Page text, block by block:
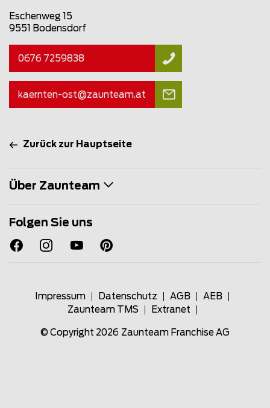
Eschenweg 15
9551 Bodensdorf
0676 7259838
kaernten-ost@zaunteam.at
Zurück zur Hauptseite
Über Zaunteam
Folgen Sie uns
Impressum Datenschutz AGB
AEB
Zaunteam TMS
Extranet
© Copyright 2026 Zaunteam Franchise AG